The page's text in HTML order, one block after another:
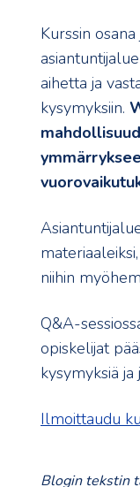
Kurssin
aihetta ja
kysymyksiin.
niihin
Q&A-
opiskelijat
kysymyksiä
Ilmoittaudu
Blogin tekstin